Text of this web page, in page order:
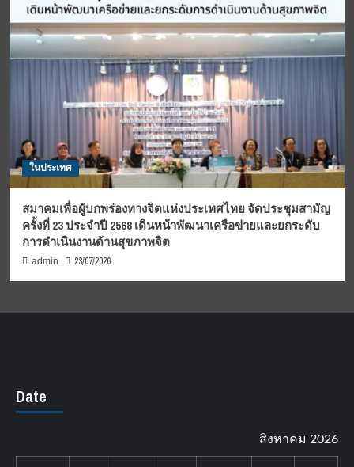
ในประเทศ
สมาคมเพื่อผู้บกพร่องทางจิตแห่งประเทศไทย จัดประชุมสามัญ
ครั้งที่ 23 ประจำปี 2568 เดินหน้าพัฒนาเครือข่ายและยกระดับ
การดำเนินงานด้านสุขภาพจิต
admin 23/07/2026
Date
สิงหาคม 2026